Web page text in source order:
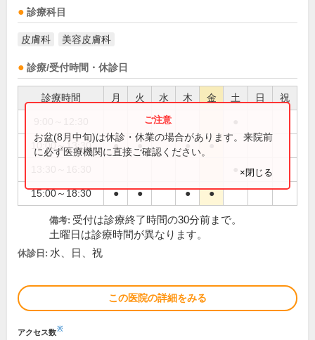
診療科目
皮膚科 美容皮膚科
診療/受付時間・休診日
診療時間 月 火 水 木 金 土 日 祝
10:00～13:30 ● ● ● ●
15:00～18:30 ● ● ● ●
お盆(8月中旬)は休診・休業の場合があります。来院前
に必ず医療機関に直接ご確認ください。
×閉じる
備考: 受付は診療終了時間の30分前まで。
土曜日は診療時間が異なります。
休診日: 水、日、祝
この医院の詳細をみる
アクセス数※